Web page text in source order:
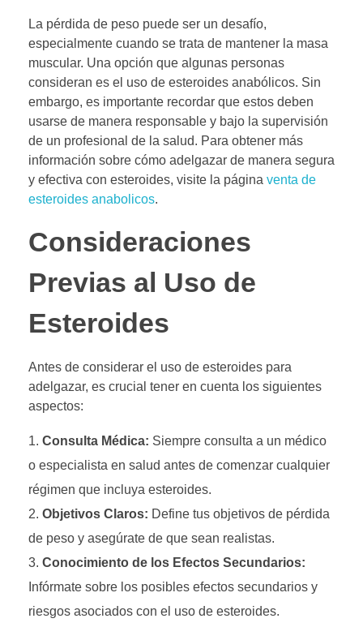
La pérdida de peso puede ser un desafío,
especialmente cuando se trata de mantener la masa
muscular. Una opción que algunas personas
consideran es el uso de esteroides anabólicos. Sin
embargo, es importante recordar que estos deben
usarse de manera responsable y bajo la supervisión
de un profesional de la salud. Para obtener más
información sobre cómo adelgazar de manera segura
y efectiva con esteroides, visite la página venta de
esteroides anabolicos.
Consideraciones
Previas al Uso de
Esteroides
Antes de considerar el uso de esteroides para
adelgazar, es crucial tener en cuenta los siguientes
aspectos:
Consulta Médica: Siempre consulta a un médico
o especialista en salud antes de comenzar cualquier
régimen que incluya esteroides.
Objetivos Claros: Define tus objetivos de pérdida
de peso y asegúrate de que sean realistas.
Conocimiento de los Efectos Secundarios:
Infórmate sobre los posibles efectos secundarios y
riesgos asociados con el uso de esteroides.